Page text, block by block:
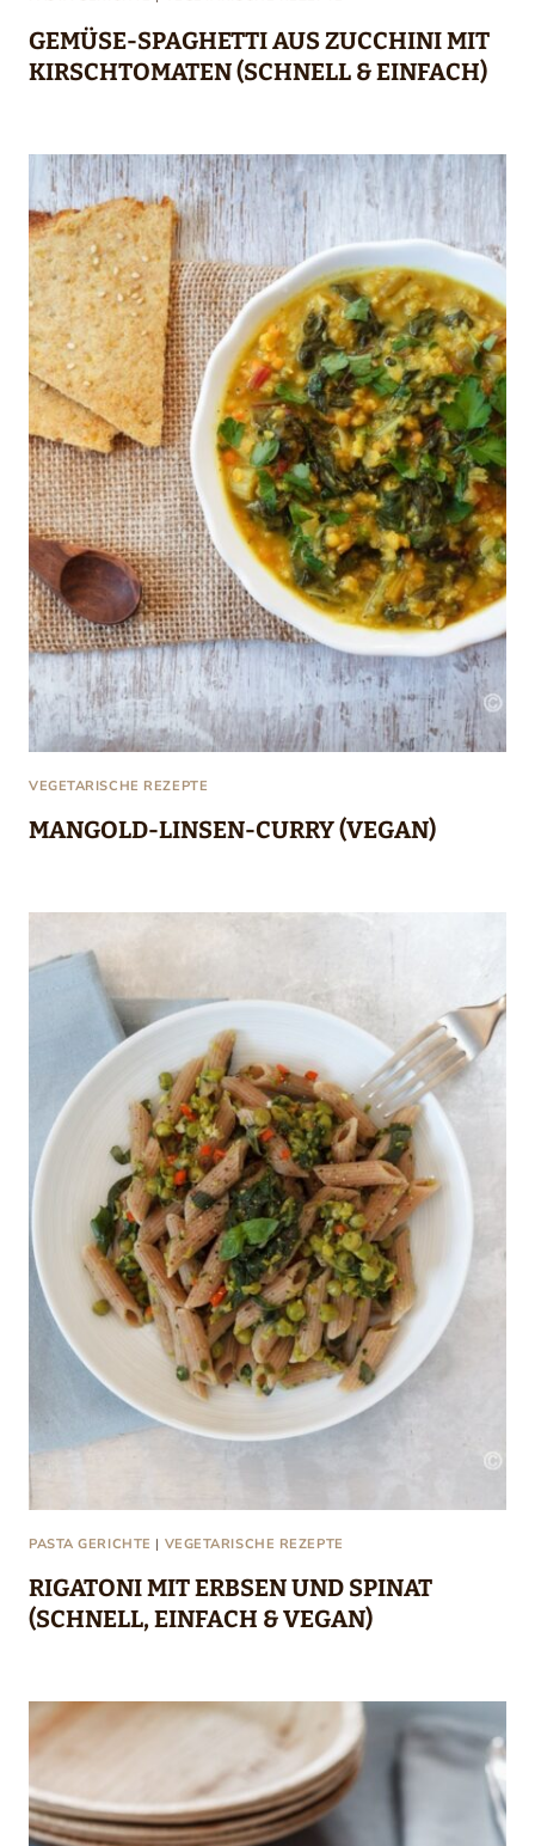
GEMÜSE-SPAGHETTI AUS ZUCCHINI MIT
KIRSCHTOMATEN (SCHNELL & EINFACH)
VEGETARISCHE REZEPTE
MANGOLD-LINSEN-CURRY (VEGAN)
PASTA GERICHTE | VEGETARISCHE REZEPTE
RIGATONI MIT ERBSEN UND SPINAT
(SCHNELL, EINFACH & VEGAN)